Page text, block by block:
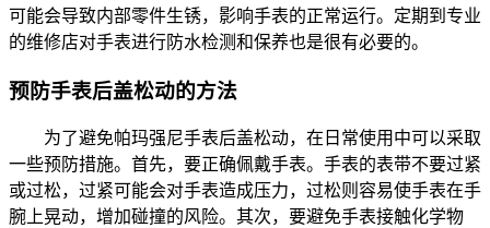
可能会导致内部零件生锈，影响手表的正常运行。定期到专业
的维修店对手表进行防水检测和保养也是很有必要的。
预防手表后盖松动的方法
为了避免帕玛强尼手表后盖松动，在日常使用中可以采取
一些预防措施。首先，要正确佩戴手表。手表的表带不要过紧
或过松，过紧可能会对手表造成压力，过松则容易使手表在手
腕上晃动，增加碰撞的风险。其次，要避免手表接触化学物